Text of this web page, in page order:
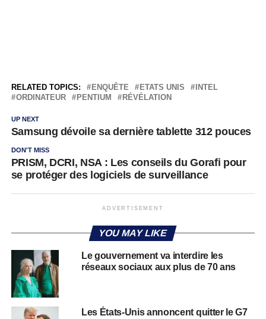
RELATED TOPICS: ENQUÊTE ETATS UNIS
INTEL
ORDINATEUR
PENTIUM RÉVÉLATION
UP NEXT
Samsung dévoile sa dernière tablette 312 pouces
DON'T MISS
PRISM, DCRI, NSA : Les conseils du Gorafi pour
se protéger des logiciels de surveillance
ADVERTISEMENT
YOU MAY LIKE
Le gouvernement va interdire les
réseaux sociaux aux plus de 70 ans
Les États-Unis annoncent quitter le G7